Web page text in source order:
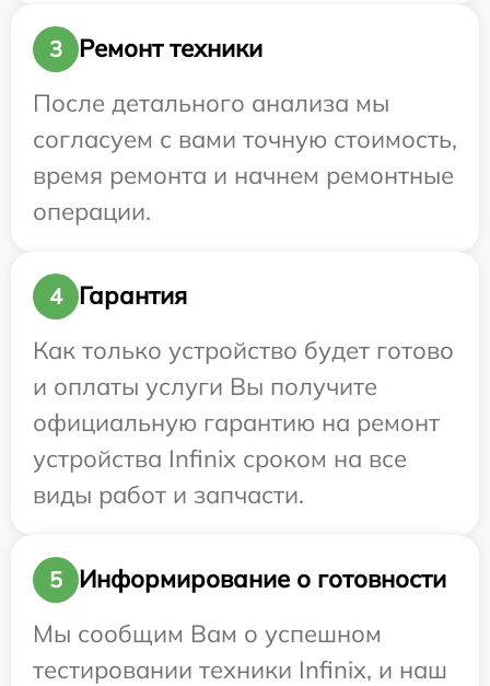
3
Ремонт техники
После детального анализа мы
согласуем с вами точную стоимость,
время ремонта и начнем ремонтные
операции.
4
Гарантия
Как только устройство будет готово
и оплаты услуги Вы получите
официальную гарантию на ремонт
устройства Infinix сроком на все
виды работ и запчасти.
5
Информирование о готовности
Мы сообщим Вам о успешном
тестировании техники Infinix, и наш